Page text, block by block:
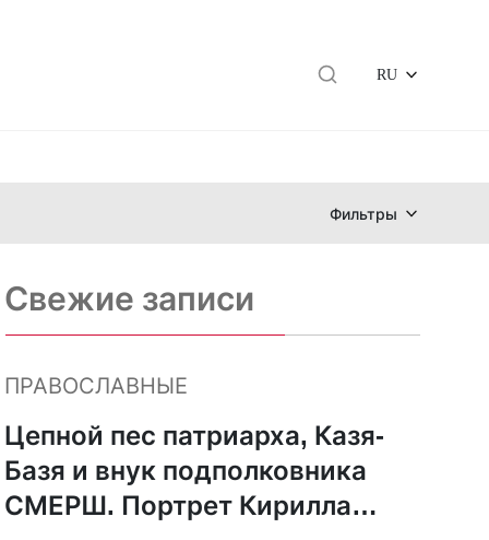
RU
Фильтры
Свежие записи
ПРАВОСЛАВНЫЕ
Цепной пес патриарха, Казя-
Базя и внук подполковника
СМЕРШ. Портрет Кирилла